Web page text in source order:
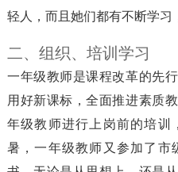
轻人，而且她们都有不断学习
二、组织、培训学习
一年级教师是课程改革的先
用好新课标，全面推进素质
年级教师进行上岗前的培训
暑，一年级教师又参加了市